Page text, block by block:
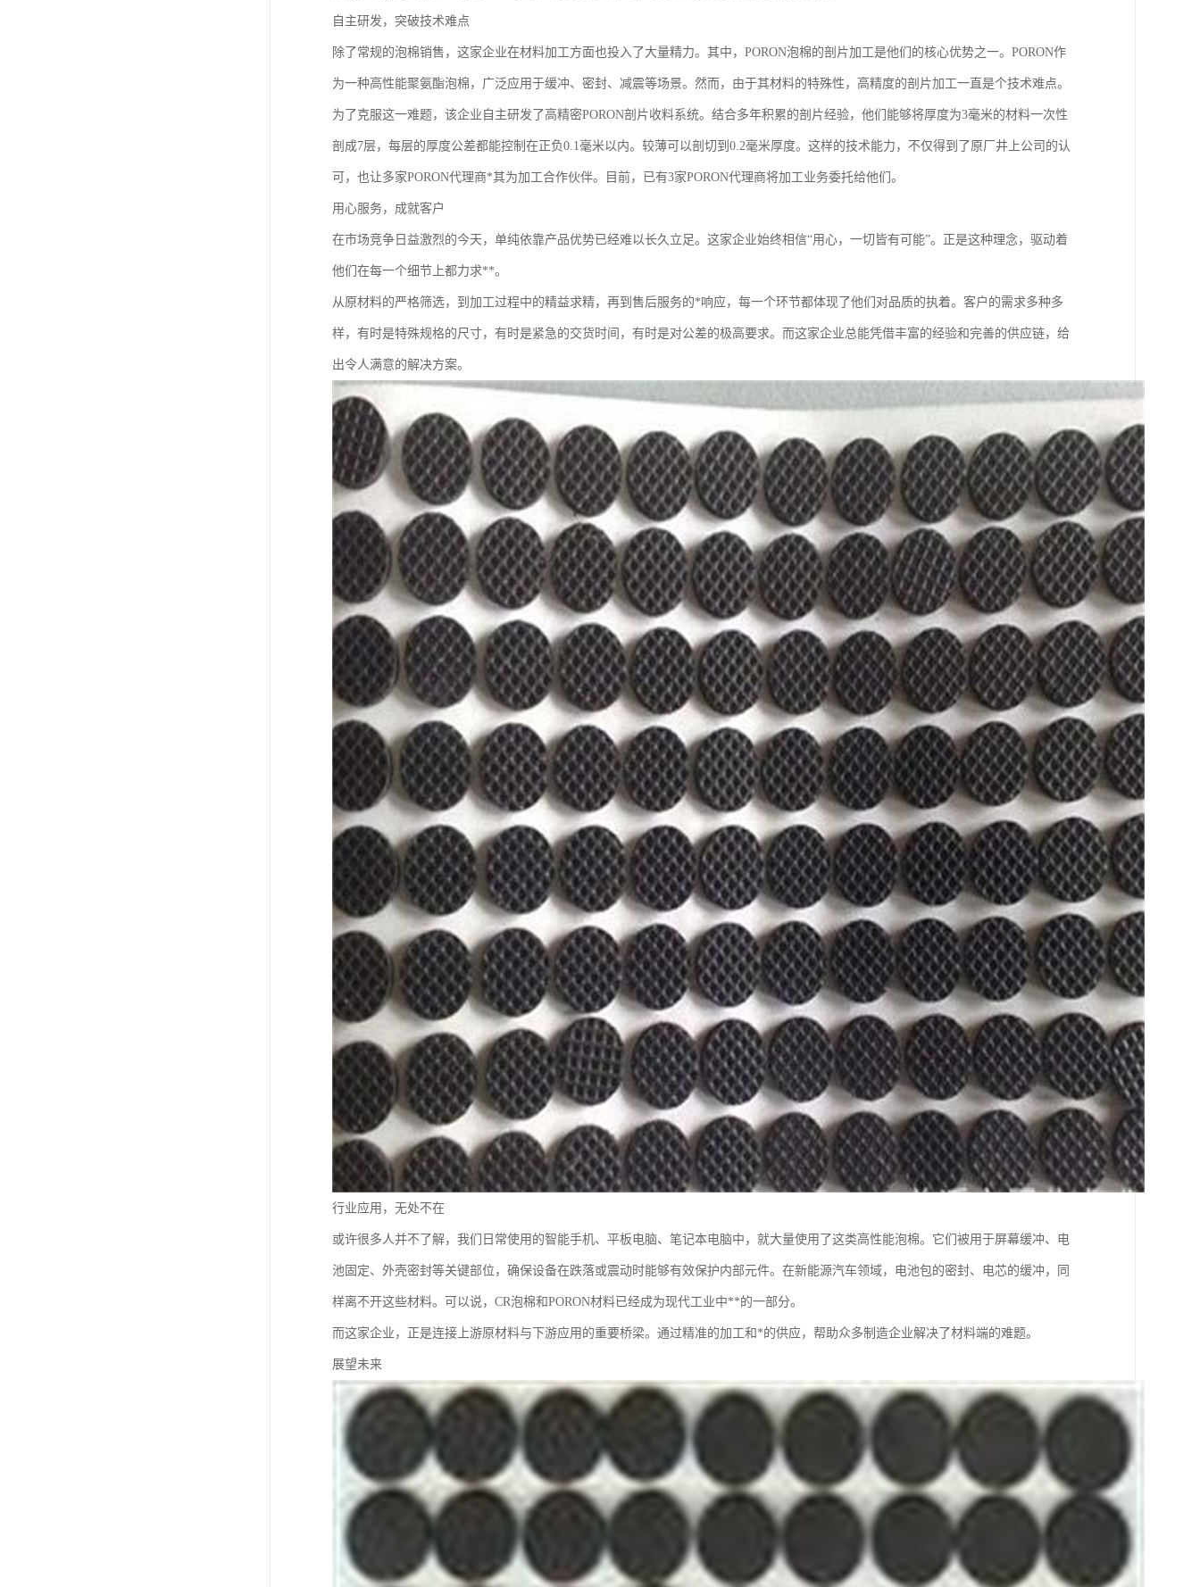
自主研发，突破技术难点
除了常规的泡棉销售，这家企业在材料加工方面也投入了大量精力。其中，PORON泡棉的剖片加工是他们的核心优势之一。PORON作
为一种高性能聚氨酯泡棉，广泛应用于缓冲、密封、减震等场景。然而，由于其材料的特殊性，高精度的剖片加工一直是个技术难点。
为了克服这一难题，该企业自主研发了高精密PORON剖片收料系统。结合多年积累的剖片经验，他们能够将厚度为3毫米的材料一次性
剖成7层，每层的厚度公差都能控制在正负0.1毫米以内。较薄可以剖切到0.2毫米厚度。这样的技术能力，不仅得到了原厂井上公司的认
可，也让多家PORON代理商*其为加工合作伙伴。目前，已有3家PORON代理商将加工业务委托给他们。
用心服务，成就客户
在市场竞争日益激烈的今天，单纯依靠产品优势已经难以长久立足。这家企业始终相信“用心，一切皆有可能”。正是这种理念，驱动着
他们在每一个细节上都力求**。
从原材料的严格筛选，到加工过程中的精益求精，再到售后服务的*响应，每一个环节都体现了他们对品质的执着。客户的需求多种多
样，有时是特殊规格的尺寸，有时是紧急的交货时间，有时是对公差的极高要求。而这家企业总能凭借丰富的经验和完善的供应链，给
出令人满意的解决方案。
行业应用，无处不在
或许很多人并不了解，我们日常使用的智能手机、平板电脑、笔记本电脑中，就大量使用了这类高性能泡棉。它们被用于屏幕缓冲、电
池固定、外壳密封等关键部位，确保设备在跌落或震动时能够有效保护内部元件。在新能源汽车领域，电池包的密封、电芯的缓冲，同
样离不开这些材料。可以说，CR泡棉和PORON材料已经成为现代工业中**的一部分。
而这家企业，正是连接上游原材料与下游应用的重要桥梁。通过精准的加工和*的供应，帮助众多制造企业解决了材料端的难题。
展望未来